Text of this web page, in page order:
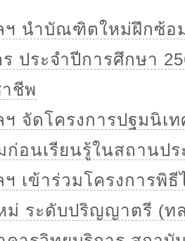
ฯ นำบัณฑิตใหม่ฝึกซ้อ
ประจำปีการศึกษา
ชีพ
ฯ จัดโครงการปฐมนิเ
ก่อนเรียนรู้ในสถานปร
เข้าร่วมโครงการพิ
ม่ ระดับปริญญาตรี (ท